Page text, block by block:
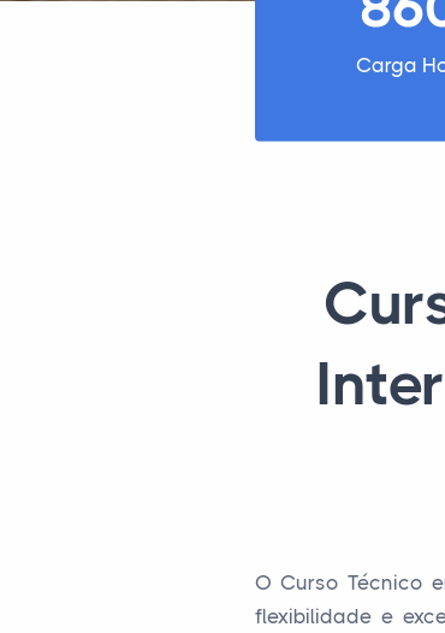
Carga
O Curso Técnico
flexibilidade e